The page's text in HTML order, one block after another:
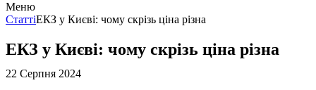
Меню
СтаттіЕКЗ у Києві: чому скрізь ціна різна
ЕКЗ у Києві: чому скрізь ціна різна
22 Серпня 2024